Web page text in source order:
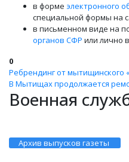
в форме электронного
специальной формы на
в письменном виде на
органов СФР или лично в
0
Ребрендинг от мытищинского
В Мытищах продолжается
Военная
Архив выпусков газеты